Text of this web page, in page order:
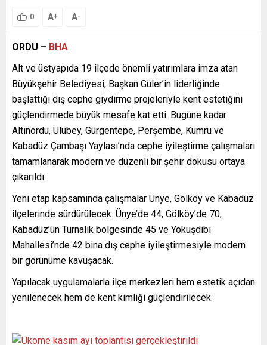
0 A+ A-
ORDU – BHA
Alt ve üstyapıda 19 ilçede önemli yatırımlara imza atan
Büyükşehir Belediyesi, Başkan Güler’in liderliğinde
başlattığı dış cephe giydirme projeleriyle kent estetiğini
güçlendirmede büyük mesafe kat etti. Bugüne kadar
Altınordu, Ulubey, Gürgentepe, Perşembe, Kumru ve
Kabadüz Çambaşı Yaylası’nda cephe iyileştirme çalışmaları
tamamlanarak modern ve düzenli bir şehir dokusu ortaya
çıkarıldı.
Yeni etap kapsamında çalışmalar Ünye, Gölköy ve Kabadüz
ilçelerinde sürdürülecek. Ünye’de 44, Gölköy’de 70,
Kabadüz’ün Turnalık bölgesinde 45 ve Yokuşdibi
Mahallesi’nde 42 bina dış cephe iyileştirmesiyle modern
bir görünüme kavuşacak.
Yapılacak uygulamalarla ilçe merkezleri hem estetik açıdan
yenilenecek hem de kent kimliği güçlendirilecek.